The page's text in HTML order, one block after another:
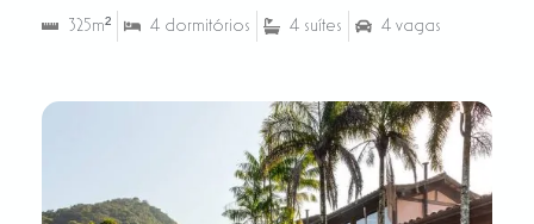
325m²
4 dormitórios 4 suítes 4 vagas